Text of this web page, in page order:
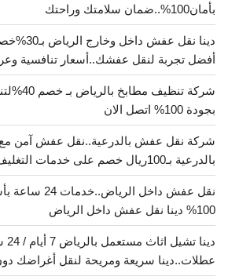
بأمان100%..ضمان سلامتك وراحتك
دينا نقل عفش
أفضل تجربة لنقل عفشك..أسعار تنافسية
شركة تنظيف
بجودة 100% اتصل الان
شركة نقل عفش بالدرعية..نقل عفش آمن
بالدرعية بـ100ريال خصم على خدمات التغليف
نقل عفش داخل
100% دينا نقل عفش داخل الرياض
عطلات..دينا سريعة ومريحة لنقل أغراضك